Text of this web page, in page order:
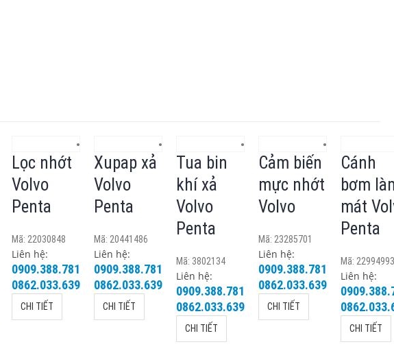
Lọc nhớt
Volvo
Penta
Mã: 22030848
Liên hệ:
0909.388.781
0862.033.639
CHI TIẾT
Xupap xả
Volvo
Penta
Mã: 20441486
Liên hệ:
0909.388.781
0862.033.639
CHI TIẾT
Tua bin
khí xả
Volvo
Penta
Mã: 3802134
Liên hệ:
0909.388.781
0862.033.639
CHI TIẾT
Cảm biến
mực nhớt
Volvo
Mã: 23285701
Liên hệ:
0909.388.781
0862.033.639
CHI TIẾT
Cánh
bơm
mát
Penta
Mã: 22994993
Liên hệ:
CHI TIẾT